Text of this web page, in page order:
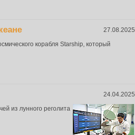
27.08.2025
корабля Starship, который
24.04.2025
из лунного реголита